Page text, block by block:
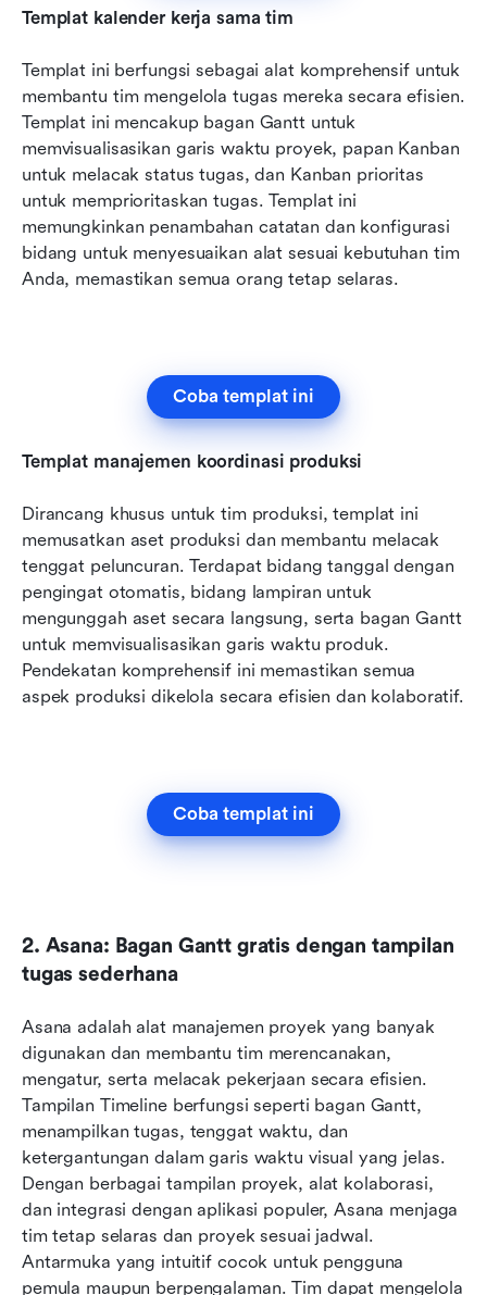
Templat kalender kerja sama tim
Templat ini berfungsi sebagai alat komprehensif untuk
membantu tim mengelola tugas mereka secara efisien.
Templat ini mencakup bagan Gantt untuk
memvisualisasikan garis waktu proyek, papan Kanban
untuk melacak status tugas, dan Kanban prioritas
untuk memprioritaskan tugas. Templat ini
memungkinkan penambahan catatan dan konfigurasi
bidang untuk menyesuaikan alat sesuai kebutuhan tim
Anda, memastikan semua orang tetap selaras.
Coba templat ini
Templat manajemen koordinasi produksi
Dirancang khusus untuk tim produksi, templat ini
memusatkan aset produksi dan membantu melacak
tenggat peluncuran. Terdapat bidang tanggal dengan
pengingat otomatis, bidang lampiran untuk
mengunggah aset secara langsung, serta bagan Gantt
untuk memvisualisasikan garis waktu produk.
Pendekatan komprehensif ini memastikan semua
aspek produksi dikelola secara efisien dan kolaboratif.
Coba templat ini
2. Asana: Bagan Gantt gratis dengan tampilan
tugas sederhana
Asana adalah alat manajemen proyek yang banyak
digunakan dan membantu tim merencanakan,
mengatur, serta melacak pekerjaan secara efisien.
Tampilan Timeline berfungsi seperti bagan Gantt,
menampilkan tugas, tenggat waktu, dan
ketergantungan dalam garis waktu visual yang jelas.
Dengan berbagai tampilan proyek, alat kolaborasi,
dan integrasi dengan aplikasi populer, Asana menjaga
tim tetap selaras dan proyek sesuai jadwal.
Antarmuka yang intuitif cocok untuk pengguna
pemula maupun berpengalaman. Tim dapat mengelola